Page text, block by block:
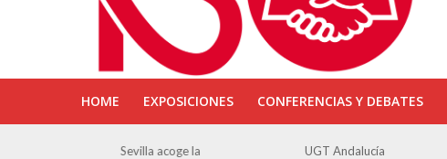
HOME EXPOSICIONES CONFERENCIAS Y DEBATES
Sevilla acoge la
UGT Andalucía